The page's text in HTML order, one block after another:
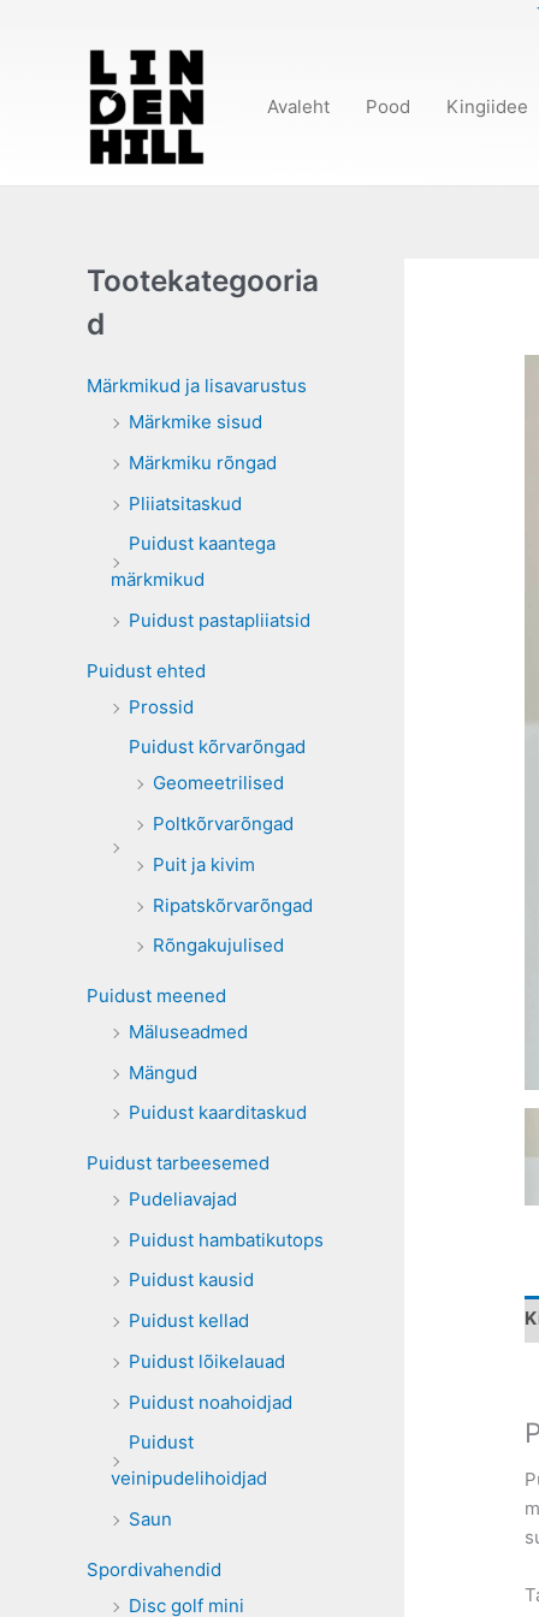
Avaleht Pood Kingiidee
Tootekategooria
d
Märkmikud ja lisavarustus
Märkmike sisud
Märkmiku rõngad
Pliiatsitaskud
Puidust kaantega
märkmikud
Puidust pastapliiatsid
Puidust ehted
Prossid
Puidust kõrvarõngad
Geomeetrilised
Poltkõrvarõngad
Puit ja kivim
Ripatskõrvarõngad
Rõngakujulised
Puidust meened
Mäluseadmed
Mängud
Puidust kaarditaskud
Puidust tarbeesemed
Pudeliavajad
Puidust hambatikutops
Puidust kausid
Puidust kellad
Puidust lõikelauad
Puidust noahoidjad
Puidust
veinipudelihoidjad
Saun
Spordivahendid
Disc golf mini